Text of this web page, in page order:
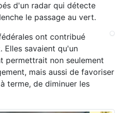
d'un radar qui détecte
le passage au vert.
ont contribué
Elles savaient qu'un
permettrait non seulement
mais aussi de favoriser
terme, de diminuer les